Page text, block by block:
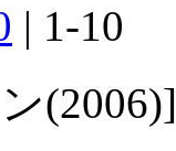
| 1-10
(2006)]